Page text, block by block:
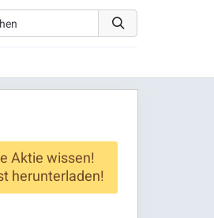
Aktie wissen!
herunterladen!